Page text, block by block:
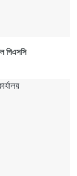
পিএসসি